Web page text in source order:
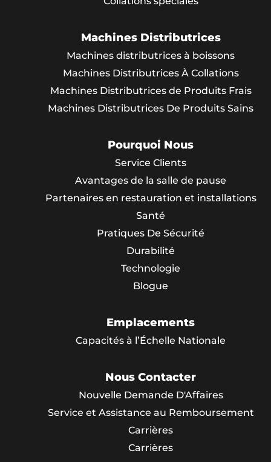
Machines Distributrices
Machines distributrices à boissons
Machines Distributrices À Collations
Machines Distributrices de Produits Frais
Machines Distributrices De Produits Sains
Pourquoi Nous
Service Clients
Avantages de la salle de pause
Partenaires en restauration et installations
Santé
Pratiques De Sécurité
Durabilité
Technologie
Blogue
Emplacements
Capacités à l’Échelle Nationale
Nous Contacter
Nouvelle Demande D'Affaires
Service et Assistance au Remboursement
Carrières
Carrières